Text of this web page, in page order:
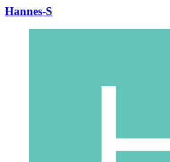
Hannes-S